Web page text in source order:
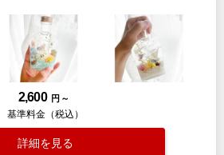
2,600 円 ～
基準料金（税込）
詳細を見る